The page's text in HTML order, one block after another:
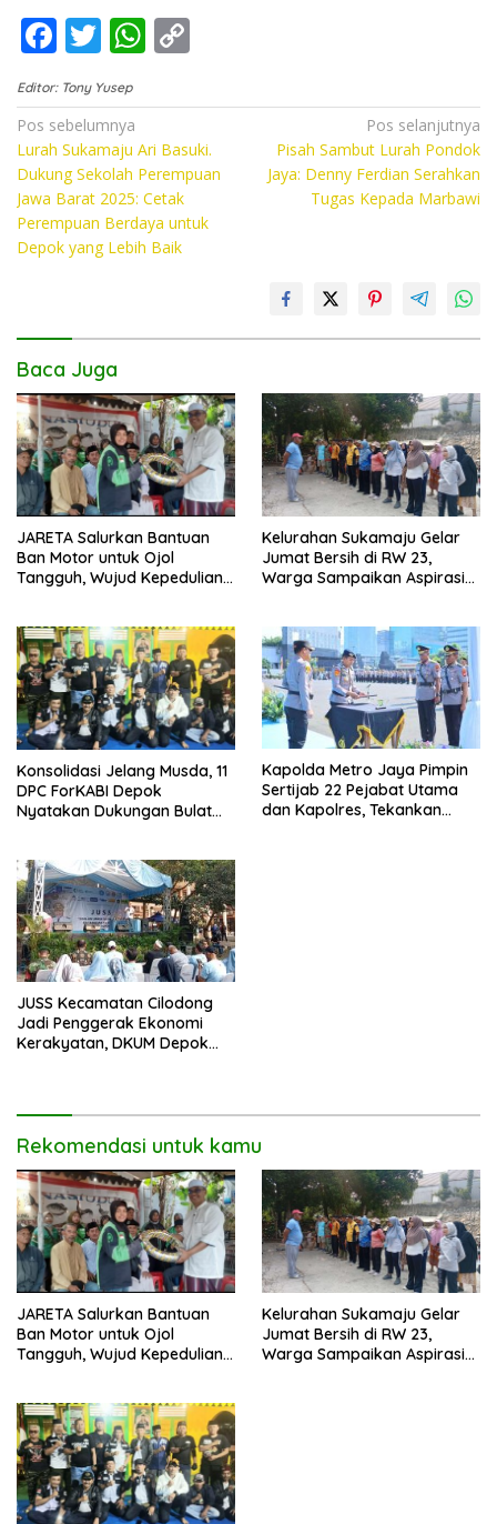
F
ac
e
b
o
o
k
T
w
itt
er
W
at
s
A
p
p
p
y
Li
n
Editor: Tony Yusep
Navigasi
pos
Pos sebelumnya
Lurah Sukamaju Ari Basuki.
Dukung Sekolah Perempuan
Jawa Barat 2025: Cetak
Perempuan Berdaya untuk
Depok yang Lebih Baik
Pos selanjutnya
Pisah Sambut Lurah Pondok
Jaya: Denny Ferdian Serahkan
Tugas Kepada Marbawi
Baca Juga
JARETA Salurkan Bantuan
Ban Motor untuk Ojol
Tangguh, Wujud Kepedulian
Kelurahan Sukamaju Gelar
Jumat Bersih di RW 23,
Warga Sampaikan Aspirasi
Konsolidasi Jelang Musda, 11
DPC ForKABI Depok
Nyatakan Dukungan Bulat
Kapolda Metro Jaya Pimpin
Sertijab 22 Pejabat Utama
dan Kapolres, Tekankan
JUSS Kecamatan Cilodong
Jadi Penggerak Ekonomi
Kerakyatan, DKUM Depok
Rekomendasi untuk kamu
JARETA Salurkan Bantuan
Ban Motor untuk Ojol
Tangguh, Wujud Kepedulian
Kelurahan Sukamaju Gelar
Jumat Bersih di RW 23,
Warga Sampaikan Aspirasi